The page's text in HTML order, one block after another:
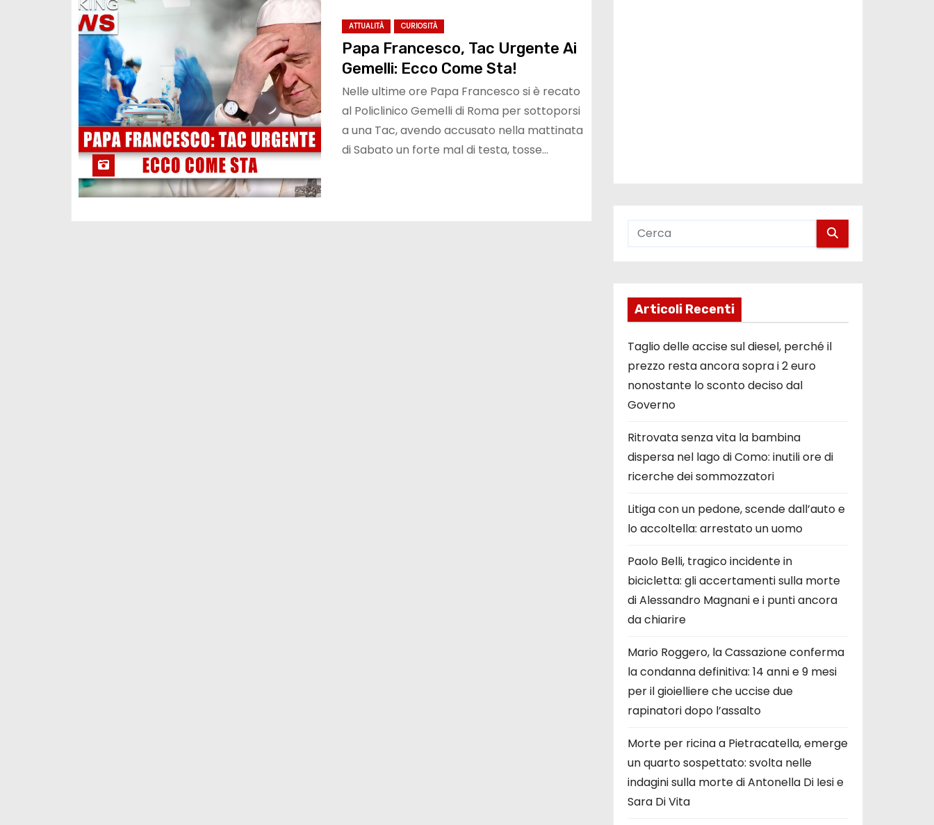
ATTUALITÀ CURIOSITÀ
Papa Francesco, Tac Urgente Ai
Gemelli: Ecco Come Sta!
Nelle ultime ore Papa Francesco si è recato
al Policlinico Gemelli di Roma per sottoporsi
a una Tac, avendo accusato nella mattinata
di Sabato un forte mal di testa, tosse…
Articoli Recenti
Taglio delle accise sul diesel, perché il
prezzo resta ancora sopra i 2 euro
nonostante lo sconto deciso dal
Governo
Ritrovata senza vita la bambina
dispersa nel lago di Como: inutili ore di
ricerche dei sommozzatori
Litiga con un pedone, scende dall’auto e
lo accoltella: arrestato un uomo
Paolo Belli, tragico incidente in
bicicletta: gli accertamenti sulla morte
di Alessandro Magnani e i punti ancora
da chiarire
Mario Roggero, la Cassazione conferma
la condanna definitiva: 14 anni e 9 mesi
per il gioielliere che uccise due
rapinatori dopo l’assalto
Morte per ricina a Pietracatella, emerge
un quarto sospettato: svolta nelle
indagini sulla morte di Antonella Di Iesi e
Sara Di Vita